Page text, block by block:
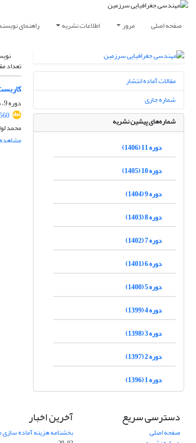
صفحه اصلی مرور اطلاعات نشریه راهنمای
تعداد
دوره 9، شماره 3، پاییز 1404، صفحه
محمد
مشاهده
مقالات آماده انتشار
شماره جاری
شماره‌های پیشین نشریه
دوره 11 (1406)
دوره 10 (1405)
دوره 9 (1404)
دوره 8 (1403)
دوره 7 (1402)
دوره 6 (1401)
دوره 5 (1400)
دوره 4 (1399)
دوره 3 (1398)
دوره 2 (1397)
دوره 1 (1396)
دسترسی سریع
صفحه اصلی
آخرین اخبار
بخشنامه هزینه آماده سازی